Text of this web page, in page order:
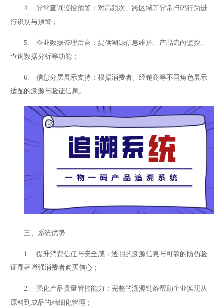
4. 异常查询监控预警：对高频次、跨区域等异常扫码行为进
行识别与预警；
5. 企业数据管理后台：提供溯源信息维护、产品流向监控、
查询数据分析等功能；
6. 信息分层展示支持：根据消费者、经销商等不同角色展示
适配的溯源与验证信息。
三、系统优势
1. 提升消费信任与安全感：透明的溯源信息与可靠的防伪验
证显著增强消费者购买信心；
2. 强化产品质量管控能力：完整的溯源链条帮助企业实现从
原料到成品的精细化管理；